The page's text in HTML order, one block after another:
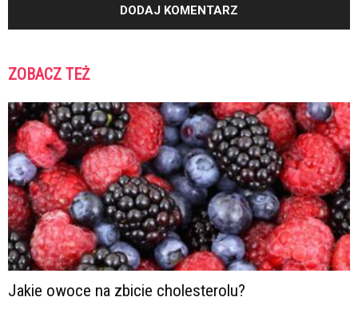
ZOBACZ TEŻ
Jakie owoce na zbicie cholesterolu?